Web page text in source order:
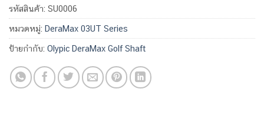
รหัสสินค้า: SU0006
หมวดหมู่: DeraMax 03UT Series
ป้ายกำกับ: Olypic DeraMax Golf Shaft